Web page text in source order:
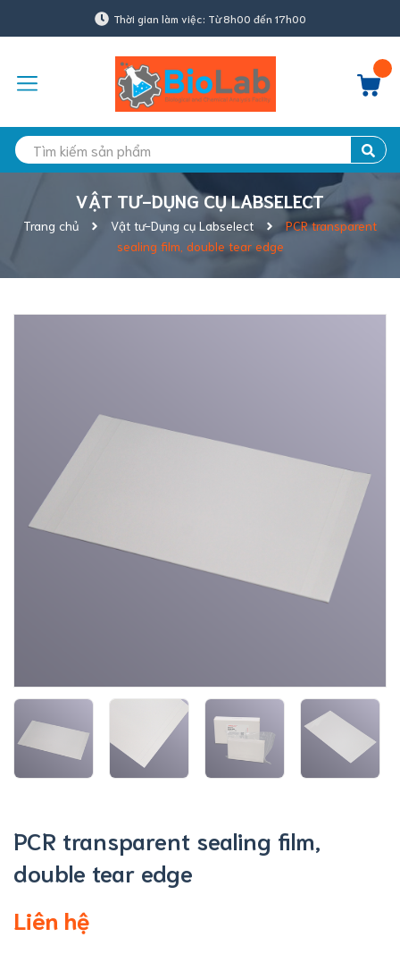
Thời gian làm việc: Từ 8h00 đến 17h00
VẬT TƯ-DỤNG CỤ LABSELECT
Trang chủ Vật tư-Dụng cụ Labselect
PCR transparent
sealing film, double tear edge
PCR transparent sealing film,
double tear edge
Liên hệ